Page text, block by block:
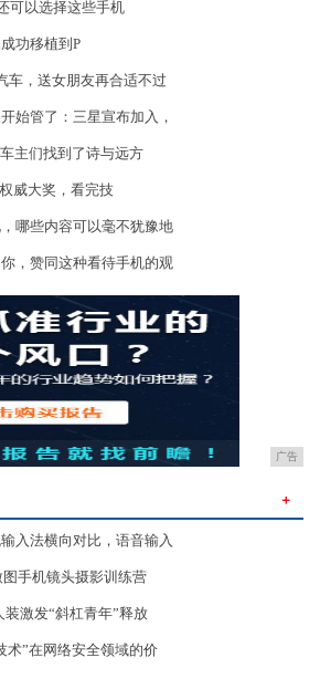
可以选择这些手机
功移植到P
车，送女朋友再合适不过
始管了：三星宣布加入，
主们找到了诗与远方
威大奖，看完技
哪些内容可以毫不犹豫地
，赞同这种看待手机的观
广告
＋
入法横向对比，语音输入
图手机镜头摄影训练营
装激发“斜杠青年”释放
术”在网络安全领域的价